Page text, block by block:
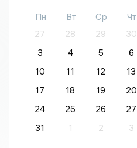
Пн Вт Ср Чт
27
28 29 30
3
4 5 6
10
11 12 13
17
18 19 20
24
25 26 27
31
1 2 3